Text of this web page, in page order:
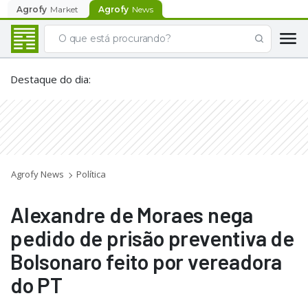
Agrofy Market Agrofy News
Destaque do dia:
Agrofy News Política
Alexandre de Moraes nega
pedido de prisão preventiva de
Bolsonaro feito por vereadora
do PT